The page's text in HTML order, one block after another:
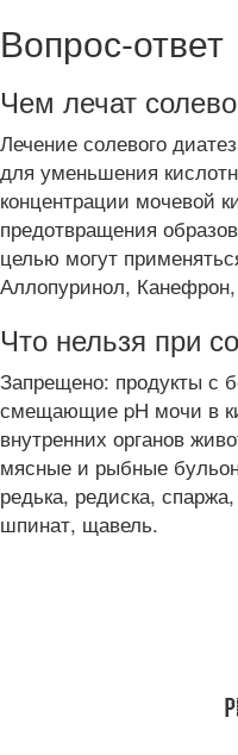
Вопрос-ответ
Чем лечат
Лечение солевого
для уменьшения
концентрации мочевой
предотвращения
целью могут
Аллопуринол,
Что нельзя при
Запрещено: продукты с
смещающие pН мочи в
внутренних органов
мясные и рыбные
редька, редиска,
шпинат, щавель.